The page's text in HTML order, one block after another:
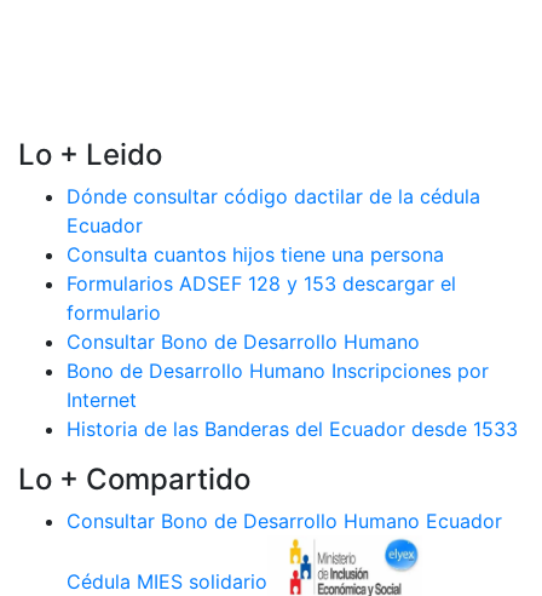
Lo + Leido
Dónde consultar código dactilar de la cédula
Ecuador
Consulta cuantos hijos tiene una persona
Formularios ADSEF 128 y 153 descargar el
formulario
Consultar Bono de Desarrollo Humano
Bono de Desarrollo Humano Inscripciones por
Internet
Historia de las Banderas del Ecuador desde 1533
Lo + Compartido
Consultar Bono de Desarrollo Humano Ecuador
Cédula MIES solidario